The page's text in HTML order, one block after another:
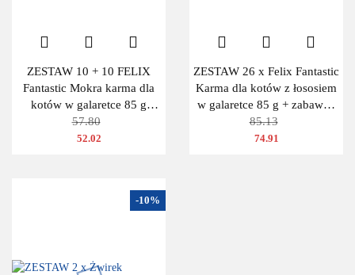
ZESTAW 10 + 10 FELIX
Fantastic Mokra karma dla
kotów w galaretce 85 g
wołowina + łosoś
57.80
52.02
ZESTAW 26 x Felix Fantastic
Karma dla kotów z łososiem
w galaretce 85 g + zabawka
GRATIS
85.13
74.91
-10%